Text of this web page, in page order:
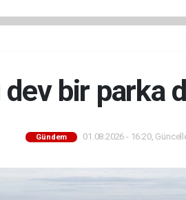
bir parka
Gündem 01.08.2026 - 16:20,